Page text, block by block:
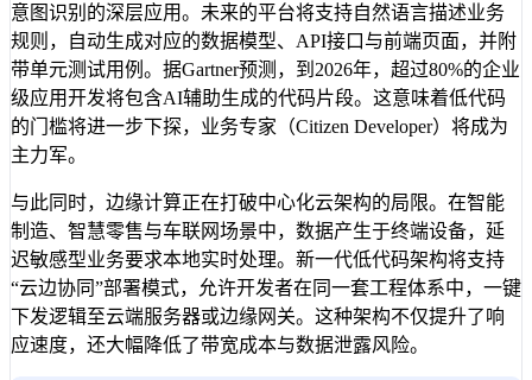
意图识别的深层应用。未来的平台将支持自然语言描述业务
规则，自动生成对应的数据模型、API接口与前端页面，并附
带单元测试用例。据Gartner预测，到2026年，超过80%的企业
级应用开发将包含AI辅助生成的代码片段。这意味着低代码
的门槛将进一步下探，业务专家（Citizen Developer）将成为
主力军。
与此同时，边缘计算正在打破中心化云架构的局限。在智能
制造、智慧零售与车联网场景中，数据产生于终端设备，延
迟敏感型业务要求本地实时处理。新一代低代码架构将支持
“云边协同”部署模式，允许开发者在同一套工程体系中，一键
下发逻辑至云端服务器或边缘网关。这种架构不仅提升了响
应速度，还大幅降低了带宽成本与数据泄露风险。